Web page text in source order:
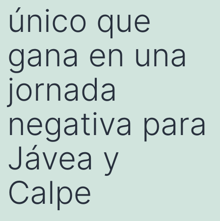
único que
gana en una
jornada
negativa para
Jávea y
Calpe